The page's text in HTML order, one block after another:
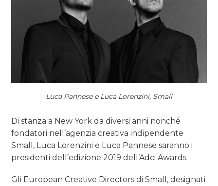
Luca Pannese e Luca Lorenzini, Small
Di stanza a New York da diversi anni nonché
fondatori nell’agenzia creativa indipendente
Small, Luca Lorenzini e Luca Pannese saranno i
presidenti dell’edizione 2019 dell’Adci Awards.
Gli European Creative Directors di Small, designati